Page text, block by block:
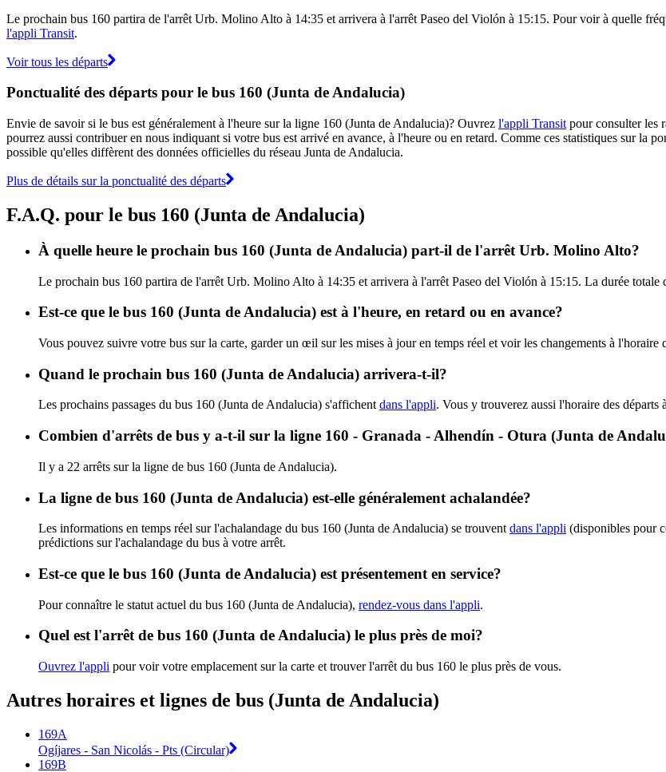
Le prochain bus 160 partira de l'arrêt Urb. Molino Alto à 14:35 et arrivera à l'arrêt Paseo del Violón à 15:15. Pour voir à quelle
l'appli Transit.
Voir tous les départs
Ponctualité des départs pour le bus 160 (Junta de Andalucia)
Envie de savoir si le bus est généralement à l'heure sur la ligne 160 (Junta de Andalucia)? Ouvrez l'appli Transit pour consulter les
pourrez aussi contribuer en nous indiquant si votre bus est arrivé en avance, à l'heure ou en retard. Comme ces statistiques sur la
possible qu'elles diffèrent des données officielles du réseau Junta de Andalucia.
Plus de détails sur la ponctualité des départs
F.A.Q. pour le bus 160 (Junta de Andalucia)
À quelle heure le prochain bus 160 (Junta de Andalucia) part-il de l'arrêt Urb. Molino Alto?
Le prochain bus 160 partira de l'arrêt Urb. Molino Alto à 14:35 et arrivera à l'arrêt Paseo del Violón à 15:15. La durée
Est-ce que le bus 160 (Junta de Andalucia) est à l'heure, en retard ou en avance?
Vous pouvez suivre votre bus sur la carte, garder un œil sur les mises à jour en temps réel et voir les changements à l'horaire
Quand le prochain bus 160 (Junta de Andalucia) arrivera-t-il?
Les prochains passages du bus 160 (Junta de Andalucia) s'affichent dans l'appli. Vous y trouverez aussi l'horaire des départs
Combien d'arrêts de bus y a-t-il sur la ligne 160 - Granada - Alhendín - Otura (Junta de
Il y a 22 arrêts sur la ligne de bus 160 (Junta de Andalucia).
La ligne de bus 160 (Junta de Andalucia) est-elle généralement achalandée?
Les informations en temps réel sur l'achalandage du bus 160 (Junta de Andalucia) se trouvent dans l'appli (disponibles pour
prédictions sur l'achalandage du bus à votre arrêt.
Est-ce que le bus 160 (Junta de Andalucia) est présentement en service?
Pour connaître le statut actuel du bus 160 (Junta de Andalucia), rendez-vous dans l'appli.
Quel est l'arrêt de bus 160 (Junta de Andalucia) le plus près de moi?
Ouvrez l'appli pour voir votre emplacement sur la carte et trouver l'arrêt du bus 160 le plus près de vous.
Autres horaires et lignes de bus (Junta de Andalucia)
169A
Ogíjares - San Nicolás - Pts (Circular)
169B